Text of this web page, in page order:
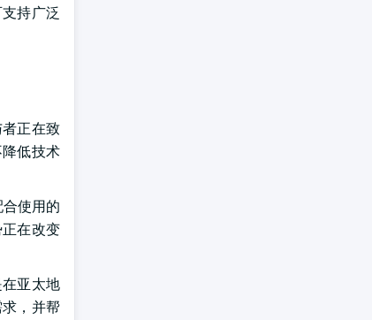
持广泛
正在致
低技术
使用的
在改变
亚太地
，并帮